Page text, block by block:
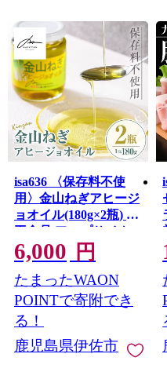
すべてを占めています。
isa636 〈保存料不使
用〉金山ねぎアヒージ
ョオイル(180g×2瓶) 加
工食品 アップサイク
ル 金山ねぎ フードロ
ス 規格外 調味料 オリ
ーブオイル アヒージ
ョ パスタ サラダ 炒め
物 サーキュラーエコ
ノミー SDGs
【MASA'S
6,000 円
たまったWAON
POINTで寄附でき
る！
鹿児島県伊佐市